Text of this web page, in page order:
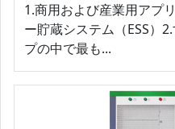
1.商用および産業用アプ
ー貯蔵システム（ESS）
プの中で最も...